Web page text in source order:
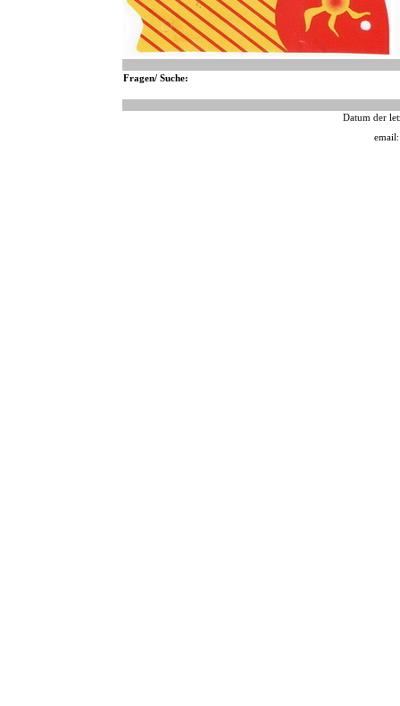
Fragen/ Suche:
Datum der